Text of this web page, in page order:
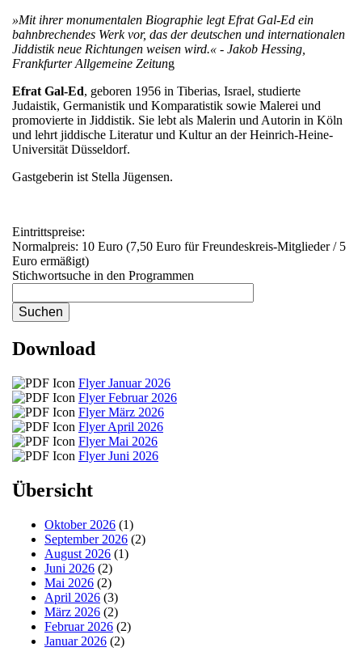
»Mit ihrer monumentalen Biographie legt Efrat Gal-Ed ein
bahnbrechendes Werk vor, das der deutschen und internationalen
Jiddistik neue Richtungen weisen wird.« - Jakob Hessing,
Frankfurter Allgemeine Zeitung
Efrat Gal-Ed, geboren 1956 in Tiberias, Israel, studierte
Judaistik, Germanistik und Komparatistik sowie Malerei und
promovierte in Jiddistik. Sie lebt als Malerin und Autorin in Köln
und lehrt jiddische Literatur und Kultur an der Heinrich-Heine-
Universität Düsseldorf.
Gastgeberin ist Stella Jügensen.
Eintrittspreise:
Normalpreis: 10 Euro (7,50 Euro für Freundeskreis-Mitglieder / 5
Euro ermäßigt)
Stichwortsuche in den Programmen
Download
Flyer Januar 2026
Flyer Februar 2026
Flyer März 2026
Flyer April 2026
Flyer Mai 2026
Flyer Juni 2026
Übersicht
Oktober 2026 (1)
September 2026 (2)
August 2026 (1)
Juni 2026 (2)
Mai 2026 (2)
April 2026 (3)
März 2026 (2)
Februar 2026 (2)
Januar 2026 (2)